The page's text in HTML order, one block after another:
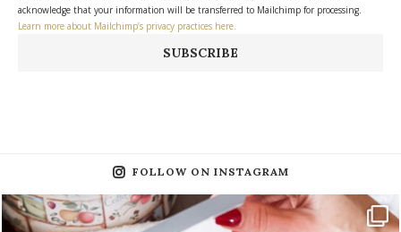
acknowledge that your information will be transferred to Mailchimp for processing.
Learn more about Mailchimp’s privacy practices here.
FOLLOW ON INSTAGRAM